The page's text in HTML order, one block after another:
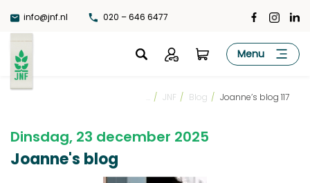
naar
de
inhoud
info@jnf.nl 020 – 646 6477
JNF Menu
/ JNF / Blog / Joanne’s blog 117
Dinsdag, 23 december 2025
Joanne's blog